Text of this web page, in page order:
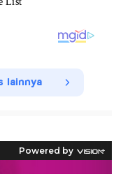
lainnya